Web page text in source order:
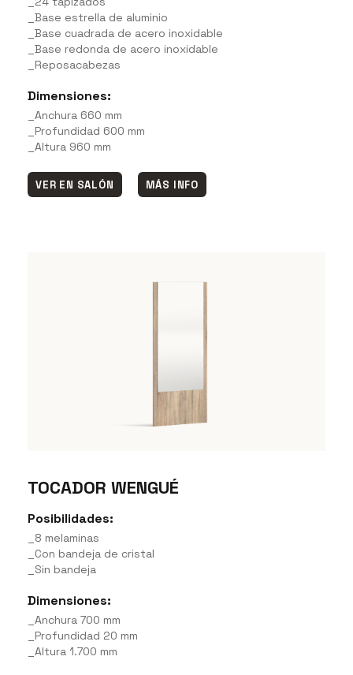
_Base estrella de aluminio
_Base cuadrada de acero inoxidable
_Base redonda de acero inoxidable
_Reposacabezas
Dimensiones:
_Anchura 660 mm
_Profundidad 600 mm
_Altura 960 mm
VER EN SALÓN MÁS INFO
TOCADOR WENGUÉ
Posibilidades:
_8 melaminas
_Con bandeja de cristal
_Sin bandeja
Dimensiones:
_Anchura 700 mm
_Profundidad 20 mm
_Altura 1.700 mm